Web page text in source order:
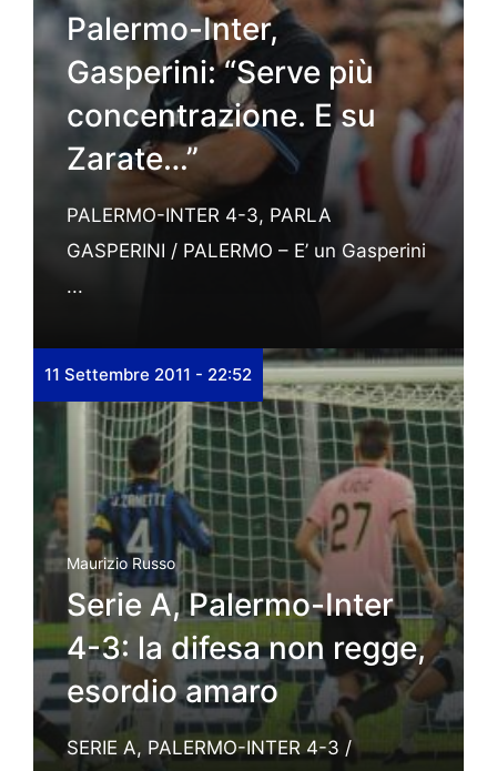
Palermo-Inter,
Gasperini: “Serve più
concentrazione. E su
Zarate…”
PALERMO-INTER 4-3, PARLA
GASPERINI / PALERMO – E’ un Gasperini
...
11 Settembre 2011 - 22:52
Maurizio Russo
Serie A, Palermo-Inter
4-3: la difesa non regge,
esordio amaro
SERIE A, PALERMO-INTER 4-3 /